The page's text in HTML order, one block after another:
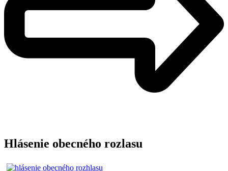
Hlásenie obecného rozlasu